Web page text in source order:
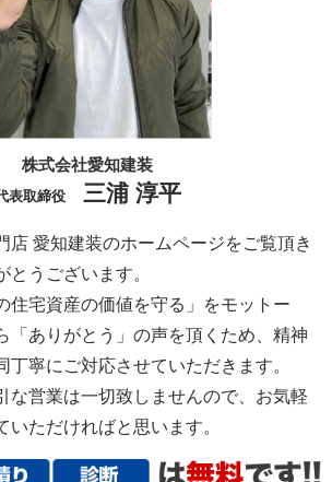
株式会社愛知建装
表取締役 三浦 淳平
店 愛知建装のホームページをご覧頂き
とうございます。
住宅資産の価値を守る」をモットー
「ありがとう」の声を頂くため、精神
丁寧にご対応させていただきます。
な営業は一切致しませんので、お気軽
いただければと思います。